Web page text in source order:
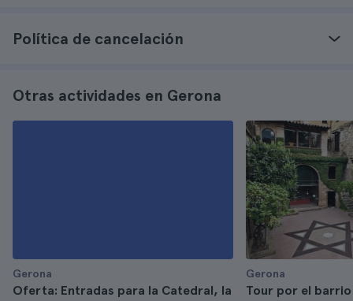
Política de cancelación
Otras actividades en Gerona
Gerona
Oferta: Entradas para la Catedral, la
Gerona
Tour por el